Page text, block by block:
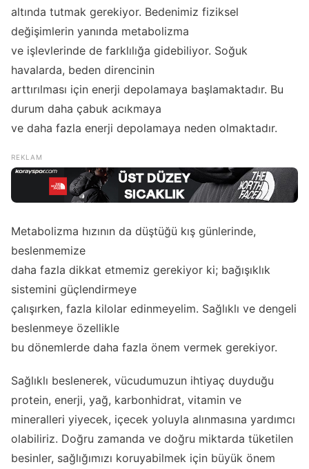
altında tutmak gerekiyor. Bedenimiz fiziksel
değişimlerin yanında metabolizma
ve işlevlerinde de farklılığa gidebiliyor. Soğuk
havalarda, beden direncinin
arttırılması için enerji depolamaya başlamaktadır. Bu
durum daha çabuk acıkmaya
ve daha fazla enerji depolamaya neden olmaktadır.
Metabolizma hızının da düştüğü kış günlerinde,
beslenmemize
daha fazla dikkat etmemiz gerekiyor ki; bağışıklık
sistemini güçlendirmeye
çalışırken, fazla kilolar edinmeyelim. Sağlıklı ve dengeli
beslenmeye özellikle
bu dönemlerde daha fazla önem vermek gerekiyor.
Sağlıklı beslenerek, vücudumuzun ihtiyaç duyduğu
protein, enerji, yağ, karbonhidrat, vitamin ve
mineralleri yiyecek, içecek yoluyla alınmasına yardımcı
olabiliriz. Doğru zamanda ve doğru miktarda tüketilen
besinler, sağlığımızı koruyabilmek için büyük önem